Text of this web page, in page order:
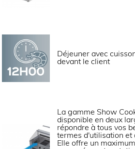
en façade.
à l’accès facile au
aliments GN 1/9 fournis.
Déjeuner avec
devant le client
La gamme Show
disponible en deux
répondre à tous vos
termes d'utilisation et
Elle offre un